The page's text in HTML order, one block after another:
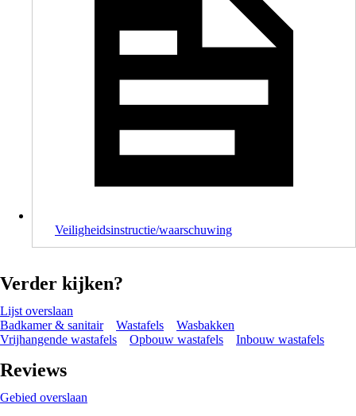
Veiligheidsinstructie/waarschuwing
Verder kijken?
Lijst overslaan
Badkamer & sanitair
Wastafels
Wasbakken
Vrijhangende wastafels
Opbouw wastafels Inbouw wastafels
Reviews
Gebied overslaan